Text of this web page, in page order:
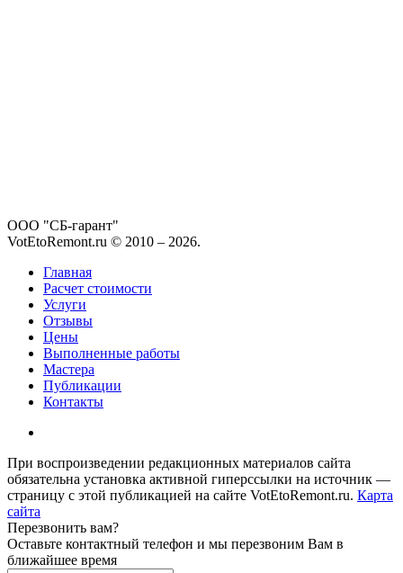
ООО "СБ-гарант"
VotEtoRemont.ru © 2010 – 2026.
Главная
Расчет стоимости
Услуги
Отзывы
Цены
Выполненные работы
Мастера
Публикации
Контакты
При воспроизведении редакционных материалов сайта
обязательна установка активной гиперссылки на источник —
страницу с этой публикацией на сайте VotEtoRemont.ru. Карта
сайта
Перезвонить вам?
Оставьте контактный телефон и мы перезвоним Вам в
ближайшее время